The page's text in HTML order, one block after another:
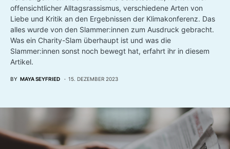
offensichtlicher Alltagsrassismus, verschiedene Arten von
Liebe und Kritik an den Ergebnissen der Klimakonferenz. Das
alles wurde von den Slammer:innen zum Ausdruck gebracht.
Was ein Charity-Slam überhaupt ist und was die
Slammer:innen sonst noch bewegt hat, erfahrt ihr in diesem
Artikel.
BY MAYA SEYFRIED 15. DEZEMBER 2023